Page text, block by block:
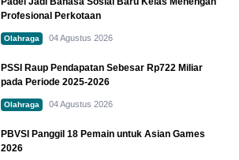
Profesional Perkotaan
Olahraga 04 Agustus 2026
PSSI Raup Pendapatan Sebesar Rp722 Miliar
pada Periode 2025-2026
Olahraga 04 Agustus 2026
PBVSI Panggil 18 Pemain untuk Asian Games
2026